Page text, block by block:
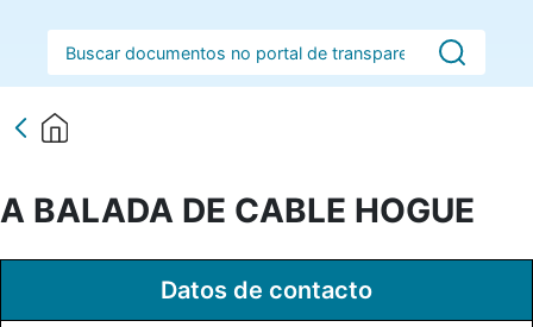
Barra de busca
A BALADA DE CABLE HOGUE
Datos de contacto